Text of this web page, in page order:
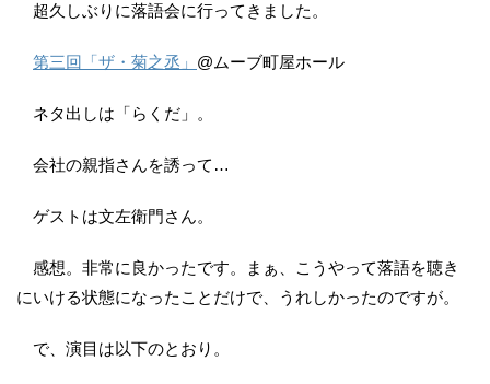
超久しぶりに落語会に行ってきました。
第三回「ザ・菊之丞」 @ムーブ町屋ホール
ネタ出しは「らくだ」。
会社の親指さんを誘って…
ゲストは文左衛門さん。
感想。非常に良かったです。まぁ、こうやって落語を聴き
にいける状態になったことだけで、うれしかったのですが。
で、演目は以下のとおり。